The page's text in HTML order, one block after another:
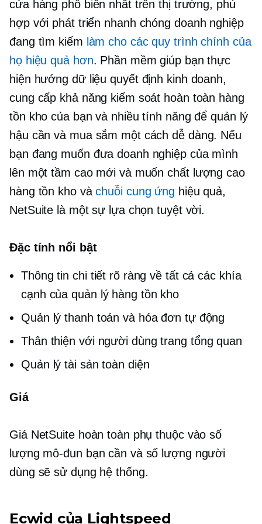
cửa hàng phổ biến nhất trên thị trường, phù
hợp với phát triển nhanh chóng doanh nghiệp
đang tìm kiếm làm cho các quy trình chính của
họ hiệu quả hơn. Phần mềm giúp bạn thực
hiện hướng dữ liệu quyết định kinh doanh,
cung cấp khả năng kiểm soát hoàn toàn hàng
tồn kho của bạn và nhiều tính năng để quản lý
hậu cần và mua sắm một cách dễ dàng. Nếu
bạn đang muốn đưa doanh nghiệp của mình
lên một tầm cao mới và muốnchất lượng cao
hàng tồn kho vàchuỗi cung ứng hiệu quả,
NetSuite là một sự lựa chọn tuyệt vời.
Đặc tính nổi bật
Thông tin chi tiết rõ ràng về tất cả các khía
cạnh của quản lý hàng tồn kho
Quản lý thanh toán và hóa đơn tự động
Thân thiện với người dùng trang tổng quan
Quản lý tài sản toàn diện
Giá
Giá NetSuite hoàn toàn phụ thuộc vào số
lượng mô-đun bạn cần và số lượng người
dùng sẽ sử dụng hệ thống.
Ecwid của Lightspeed